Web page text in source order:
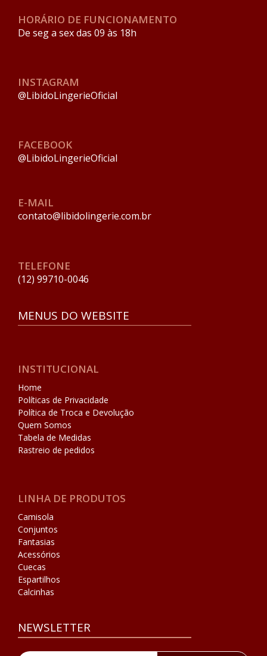
HORÁRIO DE FUNCIONAMENTO
De seg a sex das 09 às 18h
INSTAGRAM
@LibidoLingerieOficial
FACEBOOK
@LibidoLingerieOficial
E-MAIL
contato@libidolingerie.com.br
TELEFONE
(12) 99710-0046
MENUS DO WEBSITE
INSTITUCIONAL
Home
Políticas de Privacidade
Política de Troca e Devolução
Quem Somos
Tabela de Medidas
Rastreio de pedidos
LINHA DE PRODUTOS
Camisola
Conjuntos
Fantasias
Acessórios
Cuecas
Espartilhos
Calcinhas
NEWSLETTER